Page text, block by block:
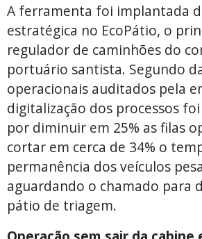
A ferramenta foi implantada
estratégica no EcoPátio, o
regulador de caminhões do
portuário santista. Segundo
operacionais auditados pela
digitalização dos processos
por diminuir em 25% as filas
cortar em cerca de 34% o
permanência dos veículos
aguardando o chamado para
pátio de triagem.